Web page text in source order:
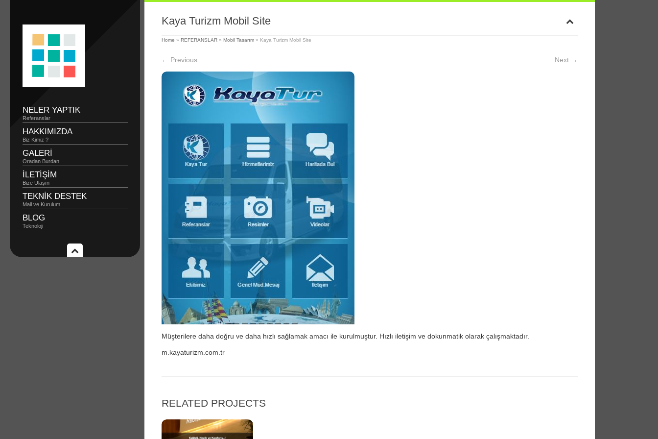
NELER YAPTIK
Referanslar
HAKKIMIZDA
Biz Kimiz ?
GALERİ
Oradan Burdan
ILETİŞİM
Bize Ulaşın
TEKNİK DESTEK
Mail ve Kurulum
BLOG
Teknoloji
Kaya Turizm Mobil Site
Home » REFERANSLAR » Mobil Tasarım » Kaya Turizm Mobil Site
← Previous Next →
Müşterilere daha doğru ve daha hızlı sağlamak amacı ile kurulmuştur. Hızlı iletişim ve dokunmatik olarak çalışmaktadır.
m.kayaturizm.com.tr
RELATED PROJECTS